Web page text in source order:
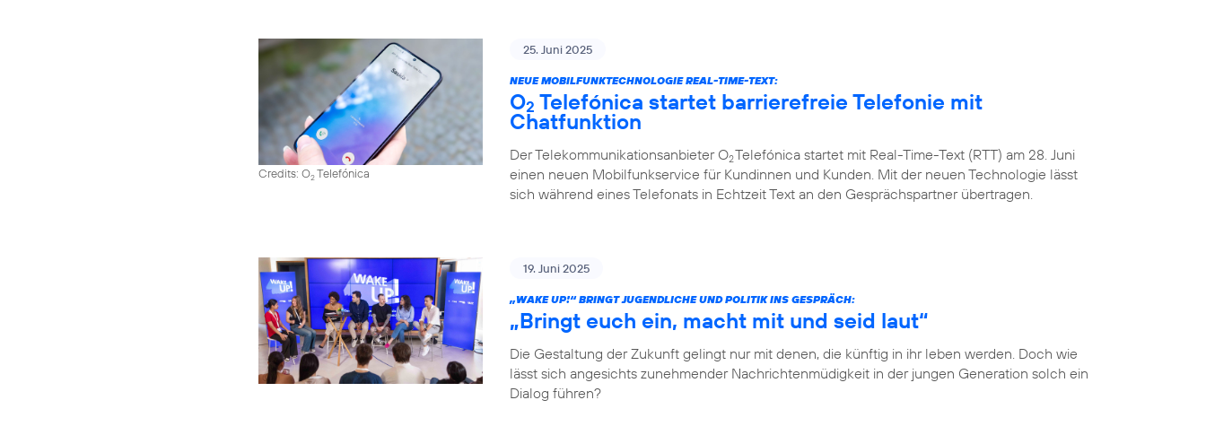
Credits: O2Telefónica
25. Juni 2025
NEUE MOBILFUNKTECHNOLOGIE REAL-TIME-TEXT:
O2 Telefónica startet barrierefreie Telefonie mit
Chatfunktion
Der Telekommunikationsanbieter O2Telefónica startet mit Real-Time-Text (RTT) am 28. Juni
einen neuen Mobilfunkservice für Kundinnen und Kunden. Mit der neuen Technologie lässt
sich während eines Telefonats in Echtzeit Text an den Gesprächspartner übertragen.
19. Juni 2025
„WAKE UP!“ BRINGT JUGENDLICHE UND POLITIK INS GESPRÄCH:
„Bringt euch ein, macht mit und seid laut“
Die Gestaltung der Zukunft gelingt nur mit denen, die künftig in ihr leben werden. Doch wie
lässt sich angesichts zunehmender Nachrichtenmüdigkeit in der jungen Generation solch ein
Dialog führen?